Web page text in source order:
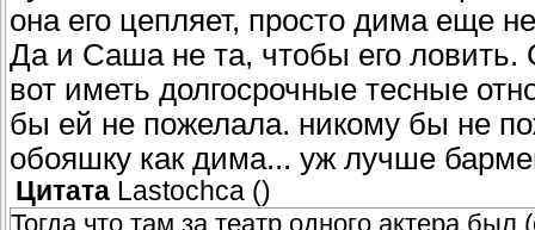
она его цепляет, просто дима еще
Да и Саша не та, чтобы его ловить.
вот иметь долгосрочные тесные
бы ей не пожелала. никому бы не
обояшку как дима... уж лучше
Цитата Lastochca ()
Тогда что там за театр одного актера был